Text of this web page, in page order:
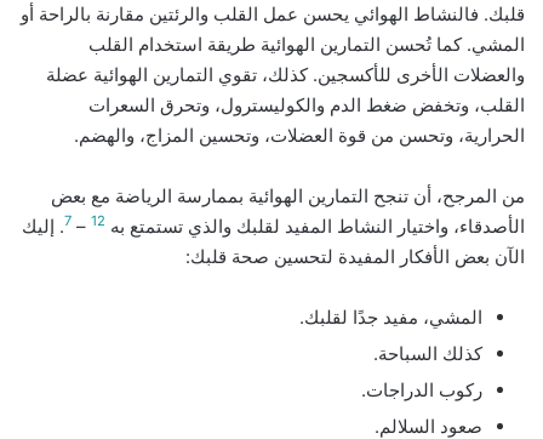
قلبك. فالنشاط الهوائي يحسن عمل القلب والرئتين مقارنة بالراحة أو
المشي. كما تُحسن التمارين الهوائية طريقة استخدام القلب
والعضلات الأخرى للأكسجين. كذلك، تقوي التمارين الهوائية عضلة
القلب، وتخفض ضغط الدم والكوليسترول، وتحرق السعرات
الحرارية، وتحسن من قوة العضلات، وتحسين المزاج، والهضم.
من المرجح، أن تنجح التمارين الهوائية بممارسة الرياضة مع بعض
الأصدقاء، واختيار النشاط المفيد لقلبك والذي تستمتع به 12
–
7. إليك
الآن بعض الأفكار المفيدة لتحسين صحة قلبك:
المشي، مفيد جدًا لقلبك.
كذلك السباحة.
ركوب الدراجات.
صعود السلالم.